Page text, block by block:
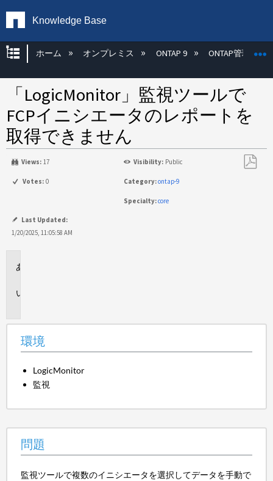
Knowledge Base
グローバル階層を展開/折りたたむ
ホーム オンプレミス ONTAP 9 ONTAP管理
「LogicMonitor」監視ツールで
FCPイニシエータのレポートを
取得できません
Views: 17 Visibility: Public
Votes: 0 Category:ontap-9
Specialty:core
Last Updated:
1/20/2025, 11:05:58 AM
環境
LogicMonitor
監視
問題
監視ツールで複数のイニシエータを選択してデータを手動で